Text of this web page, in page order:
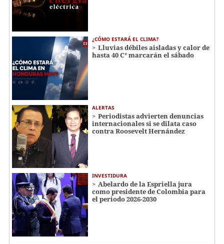
¿CÓMO ESTARÁ EL CLIMA?
Lluvias débiles aisladas y calor de
hasta 40 C° marcarán el sábado
ALERTAS
Periodistas advierten denuncias
internacionales si se dilata caso
contra Roosevelt Hernández
INVESTIDURA
Abelardo de la Espriella jura
como presidente de Colombia para
el periodo 2026-2030